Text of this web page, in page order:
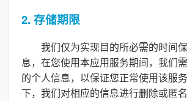
2. 存储期限
我们仅为实现目的所必需的时间
息，在您使用本应用服务期间，我们
的个人信息，以保证您正常使用该服
下，我们对相应的信息进行删除或匿名